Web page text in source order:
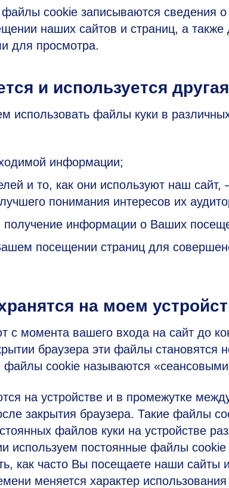
cookie записываются сведения
наших сайтов и страниц, а
для просмотра.
и используется
использовать файлы куки в
информации;
и то, как они используют наш
понимания интересов их
получение информации о Ваших
посещении страниц для
на моем
момента вашего входа на сайт до
браузера эти файлы становятся
файлы cookie называются
на устройстве и в промежутке
закрытия браузера. Такие файлы
файлов куки на устройстве
используем постоянные файлы cookie
как часто Вы посещаете наши сайты
меняется характер